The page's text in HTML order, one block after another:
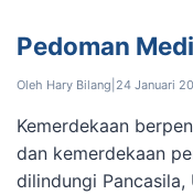
Pedoman
Oleh Hary Bilang 24 Januari
Kemerdekaan
dan kemerdekaan
dilindungi